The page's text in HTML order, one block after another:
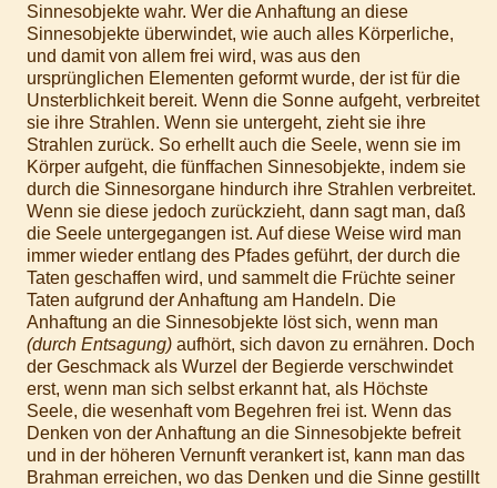
Sinnesobjekte wahr. Wer die Anhaftung an diese
Sinnesobjekte überwindet, wie auch alles Körperliche,
und damit von allem frei wird, was aus den
ursprünglichen Elementen geformt wurde, der ist für die
Unsterblichkeit bereit. Wenn die Sonne aufgeht, verbreitet
sie ihre Strahlen. Wenn sie untergeht, zieht sie ihre
Strahlen zurück. So erhellt auch die Seele, wenn sie im
Körper aufgeht, die fünffachen Sinnesobjekte, indem sie
durch die Sinnesorgane hindurch ihre Strahlen verbreitet.
Wenn sie diese jedoch zurückzieht, dann sagt man, daß
die Seele untergegangen ist. Auf diese Weise wird man
immer wieder entlang des Pfades geführt, der durch die
Taten geschaffen wird, und sammelt die Früchte seiner
Taten aufgrund der Anhaftung am Handeln. Die
Anhaftung an die Sinnesobjekte löst sich, wenn man
(durch Entsagung) aufhört, sich davon zu ernähren. Doch
der Geschmack als Wurzel der Begierde verschwindet
erst, wenn man sich selbst erkannt hat, als Höchste
Seele, die wesenhaft vom Begehren frei ist. Wenn das
Denken von der Anhaftung an die Sinnesobjekte befreit
und in der höheren Vernunft verankert ist, kann man das
Brahman erreichen, wo das Denken und die Sinne gestillt